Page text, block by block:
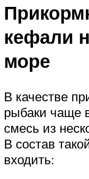
кефали
море
В качестве
рыбаки чаще
смесь из
В состав
входить: